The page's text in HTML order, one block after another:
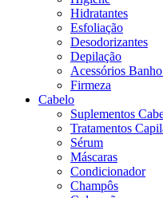
Hidratantes
Esfoliação
Desodorizantes
Depilação
Acessórios
Firmeza
Cabelo
Suplementos
Tratamentos
Sérum
Máscaras
Condicionador
Champôs